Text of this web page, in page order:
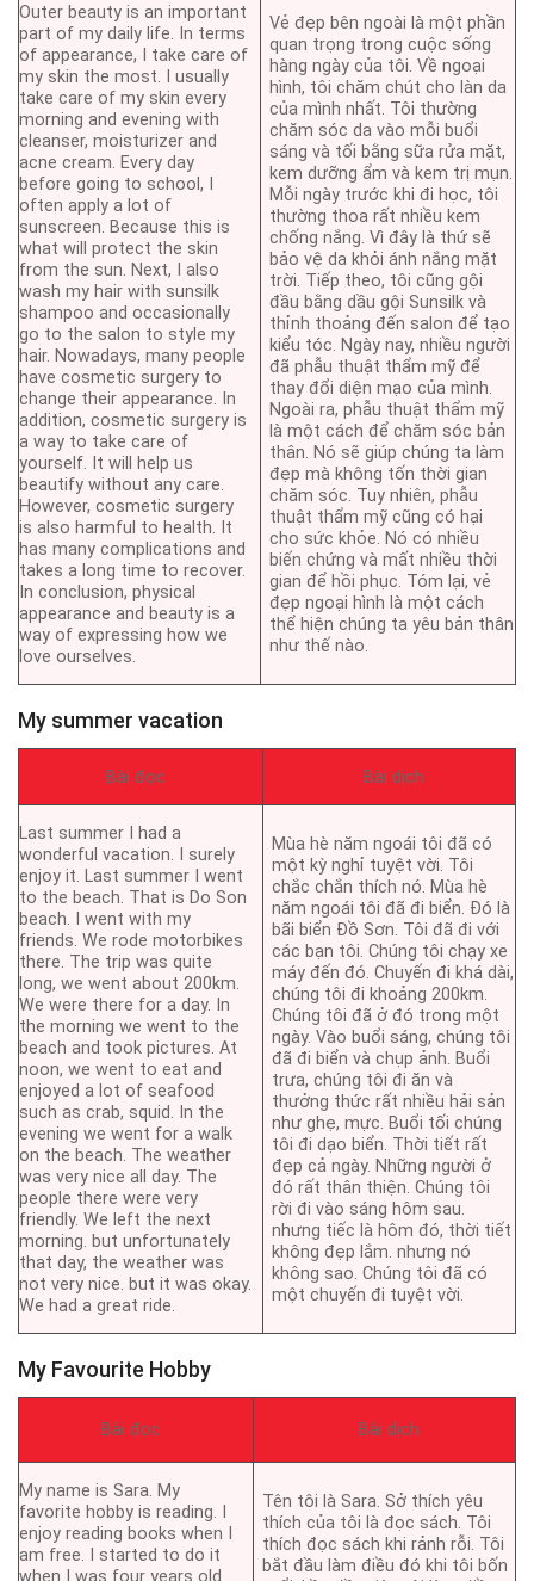
Outer beauty is an important
part of my daily life. In terms
of appearance, I take care of
my skin the most. I usually
take care of my skin every
morning and evening with
cleanser, moisturizer and
acne cream. Every day
before going to school, I
often apply a lot of
sunscreen. Because this is
what will protect the skin
from the sun. Next, I also
wash my hair with sunsilk
shampoo and occasionally
go to the salon to style my
hair. Nowadays, many people
have cosmetic surgery to
change their appearance. In
addition, cosmetic surgery is
a way to take care of
yourself. It will help us
beautify without any care.
However, cosmetic surgery
is also harmful to health. It
has many complications and
takes a long time to recover.
In conclusion, physical
appearance and beauty is a
way of expressing how we
love ourselves.
Vẻ đẹp bên ngoài là một phần
quan trọng trong cuộc sống
hàng ngày của tôi. Về ngoại
hình, tôi chăm chút cho làn da
của mình nhất. Tôi thường
chăm sóc da vào mỗi buổi
sáng và tối bằng sữa rửa mặt,
kem dưỡng ẩm và kem trị mụn.
Mỗi ngày trước khi đi học, tôi
thường thoa rất nhiều kem
chống nắng. Vì đây là thứ sẽ
bảo vệ da khỏi ánh nắng mặt
trời. Tiếp theo, tôi cũng gội
đầu bằng dầu gội Sunsilk và
thỉnh thoảng đến salon để tạo
kiểu tóc. Ngày nay, nhiều người
đã phẫu thuật thẩm mỹ để
thay đổi diện mạo của mình.
Ngoài ra, phẫu thuật thẩm mỹ
là một cách để chăm sóc bản
thân. Nó sẽ giúp chúng ta làm
đẹp mà không tốn thời gian
chăm sóc. Tuy nhiên, phẫu
thuật thẩm mỹ cũng có hại
cho sức khỏe. Nó có nhiều
biến chứng và mất nhiều thời
gian để hồi phục. Tóm lại, vẻ
đẹp ngoại hình là một cách
thể hiện chúng ta yêu bản thân
như thế nào.
My summer vacation
Bài đọc Bài dịch
Last summer I had a
wonderful vacation. I surely
enjoy it. Last summer I went
to the beach. That is Do Son
beach. I went with my
friends. We rode motorbikes
there. The trip was quite
long, we went about 200km.
We were there for a day. In
the morning we went to the
beach and took pictures. At
noon, we went to eat and
enjoyed a lot of seafood
such as crab, squid. In the
evening we went for a walk
on the beach. The weather
was very nice all day. The
people there were very
friendly. We left the next
morning. but unfortunately
that day, the weather was
not very nice. but it was okay.
We had a great ride.
Mùa hè năm ngoái tôi đã có
một kỳ nghỉ tuyệt vời. Tôi
chắc chắn thích nó. Mùa hè
năm ngoái tôi đã đi biển. Đó là
bãi biển Đồ Sơn. Tôi đã đi với
các bạn tôi. Chúng tôi chạy xe
máy đến đó. Chuyến đi khá dài,
chúng tôi đi khoảng 200km.
Chúng tôi đã ở đó trong một
ngày. Vào buổi sáng, chúng tôi
đã đi biển và chụp ảnh. Buổi
trưa, chúng tôi đi ăn và
thưởng thức rất nhiều hải sản
như ghẹ, mực. Buổi tối chúng
tôi đi dạo biển. Thời tiết rất
đẹp cả ngày. Những người ở
đó rất thân thiện. Chúng tôi
rời đi vào sáng hôm sau.
nhưng tiếc là hôm đó, thời tiết
không đẹp lắm. nhưng nó
không sao. Chúng tôi đã có
một chuyến đi tuyệt vời.
My Favourite Hobby
Bài đọc Bài dịch
My name is Sara. My
favorite hobby is reading. I
enjoy reading books when I
am free. I started to do it
when I was four years old.
Tên tôi là Sara. Sở thích yêu
thích của tôi là đọc sách. Tôi
thích đọc sách khi rảnh rỗi. Tôi
bắt đầu làm điều đó khi tôi bốn